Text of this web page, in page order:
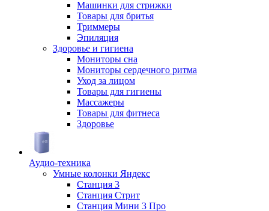
Машинки для стрижки
Товары для бритья
Триммеры
Эпиляция
Здоровье и гигиена
Мониторы сна
Мониторы сердечного ритма
Уход за лицом
Товары для гигиены
Массажеры
Товары для фитнеса
Здоровье
Аудио-техника
Умные колонки Яндекс
Станция 3
Станция Стрит
Станция Мини 3 Про